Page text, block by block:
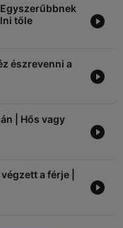
tőle
észrevenni a
| Hős vagy
a férje |